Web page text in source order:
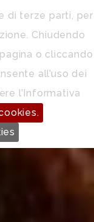
di terze parti, per
Chiudendo
o cliccando
all’uso dei
l’Informativa